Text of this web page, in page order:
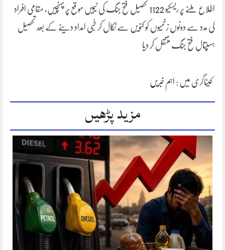
اطلاع ملنے پر ریسکیو 1122 تحصیل فتح جنگ کی ٹیمیں موقع پر پہنچیں، مقامی افراد
کی مدد سے دونوں زخمیوں کو کنویں سے نکال کر طبی امداد دینے کے بعد تحصیل
ہسپتال فتح جنگ منتقل کر دیا
کیٹاگری میں : اہم خبریں
مزید پڑھیں